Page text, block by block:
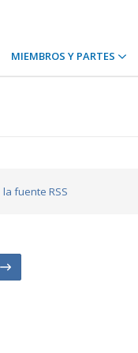
MIEMBROS Y PARTES
fuente RSS